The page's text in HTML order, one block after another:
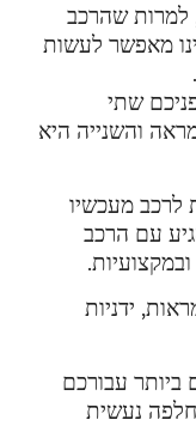
למרות שהרכב
מאפשר לעשות
שתי
והשנייה היא
לרכב מעכשיו
עם הרכב
ידניות
ביותר עבורכם
נעשית